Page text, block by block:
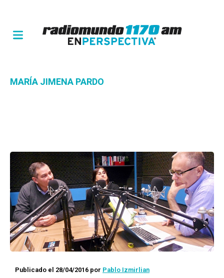
MARÍA JIMENA PARDO
Publicado el 28/04/2016 por Pablo Izmirlian